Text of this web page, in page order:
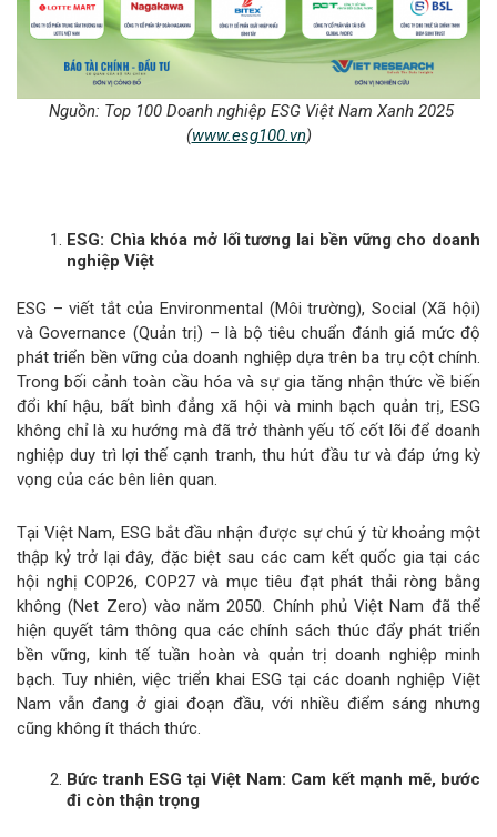
Nguồn: Top 100 Doanh nghiệp ESG Việt Nam Xanh 2025
(www.esg100.vn)
ESG: Chìa khóa mở lối tương lai bền vững cho doanh
nghiệp Việt
ESG – viết tắt của Environmental (Môi trường), Social (Xã hội)
và Governance (Quản trị) – là bộ tiêu chuẩn đánh giá mức độ
phát triển bền vững của doanh nghiệp dựa trên ba trụ cột chính.
Trong bối cảnh toàn cầu hóa và sự gia tăng nhận thức về biến
đổi khí hậu, bất bình đẳng xã hội và minh bạch quản trị, ESG
không chỉ là xu hướng mà đã trở thành yếu tố cốt lõi để doanh
nghiệp duy trì lợi thế cạnh tranh, thu hút đầu tư và đáp ứng kỳ
vọng của các bên liên quan.
Tại Việt Nam, ESG bắt đầu nhận được sự chú ý từ khoảng một
thập kỷ trở lại đây, đặc biệt sau các cam kết quốc gia tại các
hội nghị COP26, COP27 và mục tiêu đạt phát thải ròng bằng
không (Net Zero) vào năm 2050. Chính phủ Việt Nam đã thể
hiện quyết tâm thông qua các chính sách thúc đẩy phát triển
bền vững, kinh tế tuần hoàn và quản trị doanh nghiệp minh
bạch. Tuy nhiên, việc triển khai ESG tại các doanh nghiệp Việt
Nam vẫn đang ở giai đoạn đầu, với nhiều điểm sáng nhưng
cũng không ít thách thức.
Bức tranh ESG tại Việt Nam: Cam kết mạnh mẽ, bước
đi còn thận trọng